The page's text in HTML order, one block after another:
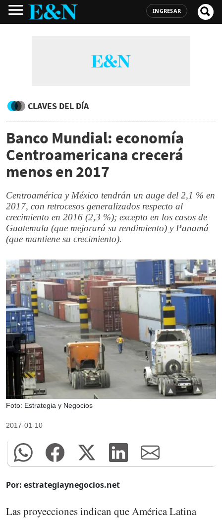
INGRESAR
CLAVES DEL DÍA
Banco Mundial: economía
Centroamericana crecerá
menos en 2017
Centroamérica y México tendrán un auge del 2,1 % en
2017, con retrocesos generalizados respecto al
crecimiento en 2016 (2,3 %); excepto en los casos de
Guatemala (que mejorará su rendimiento) y Panamá
(que mantiene su crecimiento).
Foto: Estrategia y Negocios
2017-01-10
Por: estrategiaynegocios.net
Las proyecciones indican que América Latina